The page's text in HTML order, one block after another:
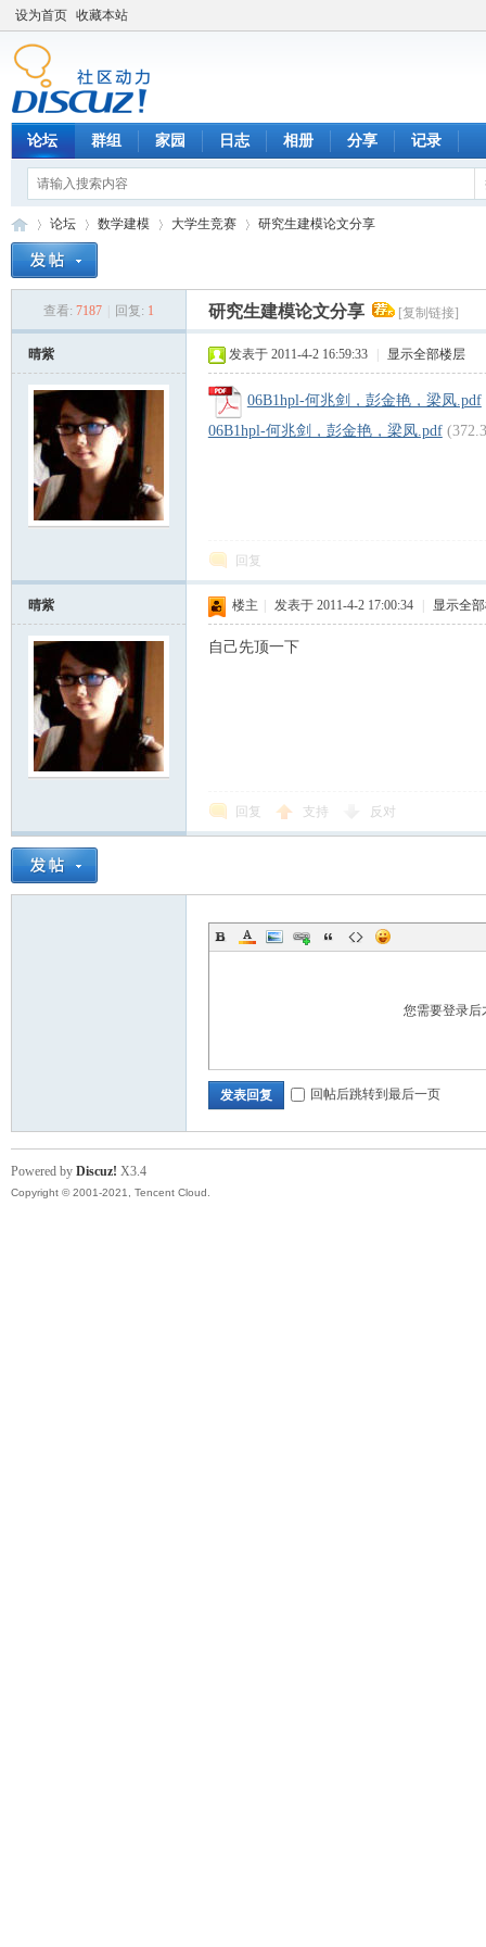
设为首页 收藏本站
论坛 群组 家园 日志 相册 分享 记录
论坛
›
数学建模
›
大学生竞赛
›
研究生建模论文分享
查看: 7187 回复: 1 研究生建模论文分享 [复制链接]
晴紫 发表于 2011-4-2 16:59:33 显示全部楼层
06B1hpl-何兆剑，彭金艳，梁凤.pdf
06B1hpl-何兆剑，彭金艳，梁凤.pdf
回复
晴紫 楼主 发表于 2011-4-2 17:00:34 显示全
自己先顶一下
回复 支持 反对
您需要登录
发表回复 回帖后跳转到最后一页
Powered by Discuz! X3.4
Copyright © 2001-2021, Tencent Cloud.